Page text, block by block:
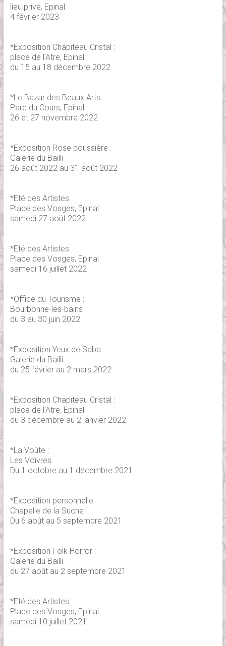
lieu privé, Epinal
4 février 2023
*Exposition Chapiteau Cristal :
place de l'Atre, Epinal
du 15 au 18 décembre 2022
*Le Bazar des Beaux Arts :
Parc du Cours, Epinal
26 et 27 novembre 2022
*Exposition Rose poussière :
Galerie du Bailli
26 août 2022 au 31 août 2022
*Eté des Artistes :
Place des Vosges, Epinal
samedi 27 août 2022
*Eté des Artistes :
Place des Vosges, Epinal
samedi 16 juillet 2022
*Office du Tourisme :
Bourbonne-les-bains
du 3 au 30 juin 2022
*Exposition Yeux de Saba :
Galerie du Bailli
du 25 février au 2 mars 2022
*Exposition Chapiteau Cristal :
place de l'Atre, Epinal
du 3 décembre au 2 janvier 2022
*La Voûte :
Les Voivres
Du 1 octobre au 1 décembre 2021
*Exposition personnelle :
Chapelle de la Suche
Du 6 août au 5 septembre 2021
*Exposition Folk Horror :
Galerie du Bailli
du 27 août au 2 septembre 2021
*Eté des Artistes :
Place des Vosges, Epinal
samedi 10 juillet 2021